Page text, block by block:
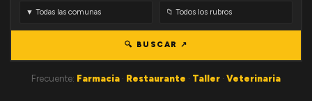
🔍 BUSCAR ↗
Frecuente: Farmacia · Restaurante · Taller · Veterinaria